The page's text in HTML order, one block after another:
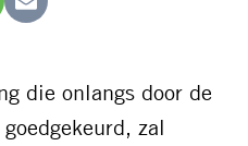
Delen
mail
die onlangs door de
zal